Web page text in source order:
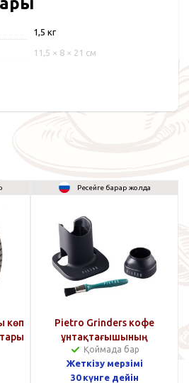
1,5 кг
11,5 × 8 × 21 см
көп
Ресейге барар жолда
Pietro Grinders кофе
ұнтақтағышының
аксессуарлар жинағы
Қоймада бар
Жеткізу мерзімі
30 күнге дейін